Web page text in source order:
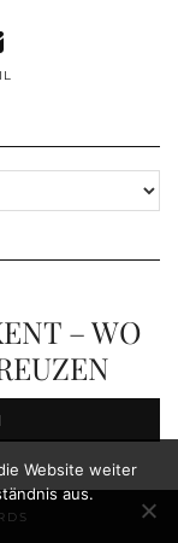
– WO
Website weiter
aus.